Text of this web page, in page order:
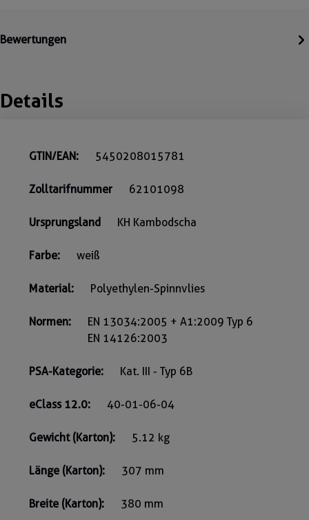
Bewertungen
Details
GTIN/EAN: 5450208015781
Zolltarifnummer 62101098
Ursprungsland KH Kambodscha
Farbe: weiß
Material: Polyethylen-Spinnvlies
Normen:
EN 13034:2005 + A1:2009 Typ 6
EN 14126:2003
PSA-Kategorie: Kat. III - Typ 6B
eClass 12.0: 40-01-06-04
Gewicht (Karton): 5.12 kg
Länge (Karton): 307 mm
Breite (Karton): 380 mm